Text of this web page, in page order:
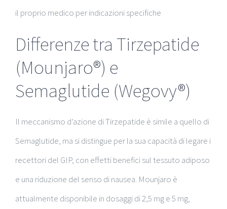
il proprio medico per indicazioni specifiche
Differenze tra Tirzepatide
(Mounjaro®) e
Semaglutide (Wegovy®)
Il meccanismo d’azione di Tirzepatide è simile a quello di
Semaglutide, ma si distingue per la sua capacità di legare i
recettori del GIP, con effetti benefici sul tessuto adiposo
e una riduzione del senso di nausea. Mounjaro è
attualmente disponibile in dosaggi di 2,5 mg e 5 mg,